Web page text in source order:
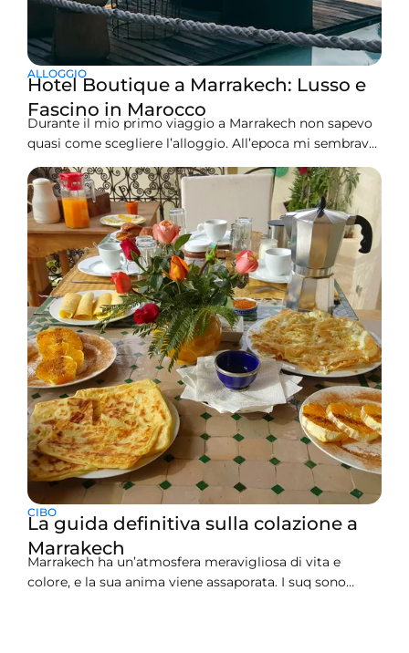
ALLOGGIO
Hotel Boutique a Marrakech: Lusso e
Fascino in Marocco
Durante il mio primo viaggio a Marrakech non sapevo
quasi come scegliere l’alloggio. All’epoca mi sembrava
che un hotel fosse l’unica opzione, e mi sono ritrovato
in una stanza d’hotel che pensavo appartenesse a una
categoria anonima e generica. Quella fu la volta in cui
mi resi conto di aver
CIBO
La guida definitiva sulla colazione a
Marrakech
Marrakech ha un’atmosfera meravigliosa di vita e
colore, e la sua anima viene assaporata. I suq sono